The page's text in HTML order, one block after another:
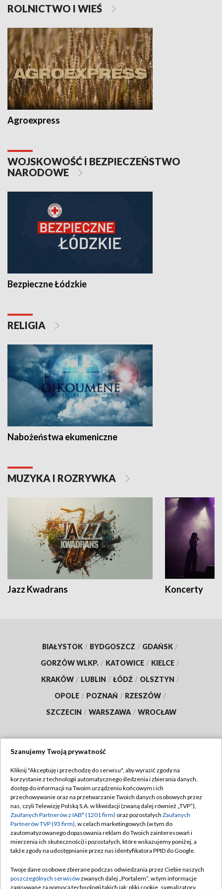
ROLNICTWO I WIEŚ
Agroexpress
WOJSKOWOŚĆ I BEZPIECZEŃSTWO
NARODOWE
Bezpieczne Łódzkie
RELIGIA
Nabożeństwa ekumeniczne
MUZYKA I ROZRYWKA
Jazz Kwadrans Koncerty
BIAŁYSTOK / BYDGOSZCZ / GDAŃSK /
GORZÓW WLKP. / KATOWICE / KIELCE /
KRAKÓW / LUBLIN / ŁÓDŹ / OLSZTYN /
OPOLE / POZNAŃ / RZESZÓW /
SZCZECIN / WARSZAWA / WROCŁAW
TVP
Abonament TVP
Emisja w TVP
Centrum informacji TVP
Naziemna Telewizja Cyfrowa
Rada Programowa
Regulamin TVP
Polityka prywatności
Moje zgody
Pomoc
Kontakt
Szanujemy Twoją prywatność
Kliknij "Akceptuję i przechodzę do serwisu", aby wyrazić zgody na
korzystanie z technologii automatycznego śledzenia i zbierania danych,
dostęp do informacji na Twoim urządzeniu końcowym i ich
przechowywanie oraz na przetwarzanie Twoich danych osobowych przez
nas, czyli Telewizję Polską S.A. w likwidacji (zwaną dalej również „TVP”),
Zaufanych Partnerów z IAB* (1201 firm) oraz pozostałych Zaufanych
Partnerów TVP (93 firm), w celach marketingowych (w tym do
zautomatyzowanego dopasowania reklam do Twoich zainteresowań i
mierzenia ich skuteczności) i pozostałych, które wskazujemy poniżej, a
także zgody na udostępnianie przez nas identyfikatora PPID do Google.
Twoje dane osobowe zbierane podczas odwiedzania przez Ciebie naszych
poszczególnych serwisówzwanych dalej „Portalem”, w tym informacje
zapisywane za pomocą technologii takich jak: pliki cookie, sygnalizatory